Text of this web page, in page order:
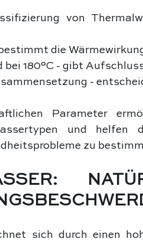
von
die
bei 180°C - gibt
-
Parameter
und
zu
sich durch einen